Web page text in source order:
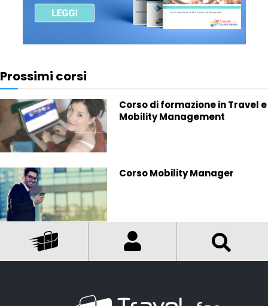
Prossimi corsi
Corso di formazione in Travel e
Mobility Management
Corso Mobility Manager